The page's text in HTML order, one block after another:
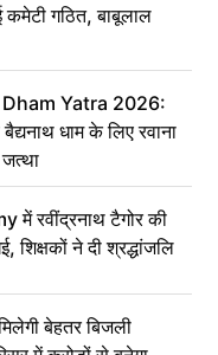
कमेटी गठित, बाबूलाल
Yatra 2026:
धाम के लिए रवाना
रवींद्रनाथ टैगोर की
शिक्षकों ने दी श्रद्धांजलि
बेहतर बिजली